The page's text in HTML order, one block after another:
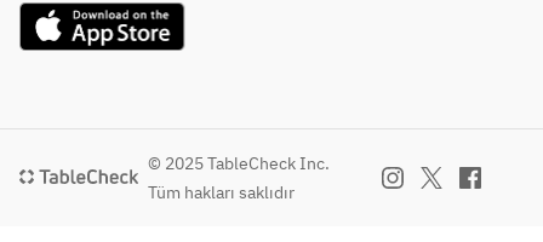
© 2025 TableCheck Inc.
Tüm hakları saklıdır